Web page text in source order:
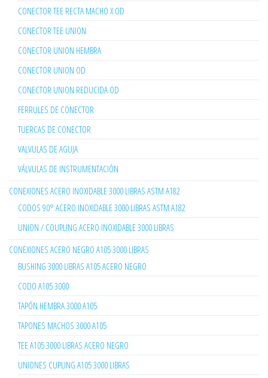
CONECTOR TEE RECTA MACHO X OD
CONECTOR TEE UNION
CONECTOR UNION HEMBRA
CONECTOR UNION OD
CONECTOR UNION REDUCIDA OD
FERRULES DE CONECTOR
TUERCAS DE CONECTOR
VALVULAS DE AGUJA
VÁLVULAS DE INSTRUMENTACIÓN
CONEXIONES ACERO INOXIDABLE 3000 LIBRAS ASTM A182
CODOS 90° ACERO INOXIDABLE 3000 LIBRAS ASTM A182
UNION / COUPLING ACERO INOXIDABLE 3000 LIBRAS
CONEXIONES ACERO NEGRO A105 3000 LIBRAS
BUSHING 3000 LIBRAS A105 ACERO NEGRO
CODO A105 3000
TAPÓN HEMBRA 3000 A105
TAPONES MACHOS 3000 A105
TEE A105 3000 LIBRAS ACERO NEGRO
UNIONES CUPLING A105 3000 LIBRAS